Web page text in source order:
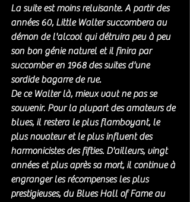
La suite est moins reluisante. A partir des
années 60, Little Walter succombera au
démon de l'alcool qui détruira peu à peu
son bon génie naturel et il finira par
succomber en 1968 des suites d'une
sordide bagarre de rue.
De ce Walter là, mieux vaut ne pas se
souvenir. Pour la plupart des amateurs de
blues, il restera le plus flamboyant, le
plus novateur et le plus influent des
harmonicistes des fifties. D'ailleurs, vingt
années et plus après sa mort, il continue à
engranger les récompenses les plus
prestigieuses, du Blues Hall of Fame au